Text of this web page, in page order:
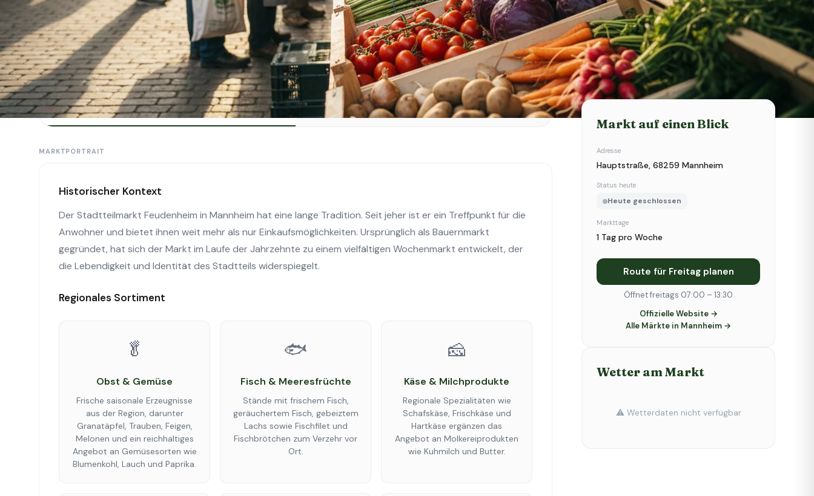
Markttage
Freitag
Standort
Mannheim
Status heute
Heute geschlossen
Über den Markt Händler
MARKTPORTRAIT
Historischer Kontext
Der Stadtteilmarkt Feudenheim in Mannheim hat eine lange Tradition. Seit jeher ist er ein Treffpunkt für die
Anwohner und bietet ihnen weit mehr als nur Einkaufsmöglichkeiten. Ursprünglich als Bauernmarkt
gegründet, hat sich der Markt im Laufe der Jahrzehnte zu einem vielfältigen Wochenmarkt entwickelt, der
die Lebendigkeit und Identität des Stadtteils widerspiegelt.
Regionales Sortiment
🥬
Obst & Gemüse
Frische saisonale Erzeugnisse
aus der Region, darunter
Granatäpfel, Trauben, Feigen,
Melonen und ein reichhaltiges
Angebot an Gemüsesorten wie
Blumenkohl, Lauch und Paprika.
🐟
Fisch & Meeresfrüchte
Stände mit frischem Fisch,
geräuchertem Fisch, gebeiztem
Lachs sowie Fischfilet und
Fischbrötchen zum Verzehr vor
Ort.
🧀
Käse & Milchprodukte
Regionale Spezialitäten wie
Schafskäse, Frischkäse und
Hartkäse ergänzen das
Angebot an Molkereiprodukten
wie Kuhmilch und Butter.
Markt auf einen Blick
Adresse
Hauptstraße, 68259 Mannheim
Status heute
Heute geschlossen
Markttage
1 Tag pro Woche
Route für Freitag planen
Öffnet freitags 07:00 – 13:30
Offizielle Website →
Alle Märkte in Mannheim →
Wetter am Markt
⚠️ Wetterdaten nicht verfügbar